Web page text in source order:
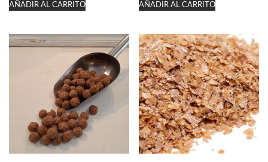
AÑADIR AL CARRITO AÑADIR AL CARRITO